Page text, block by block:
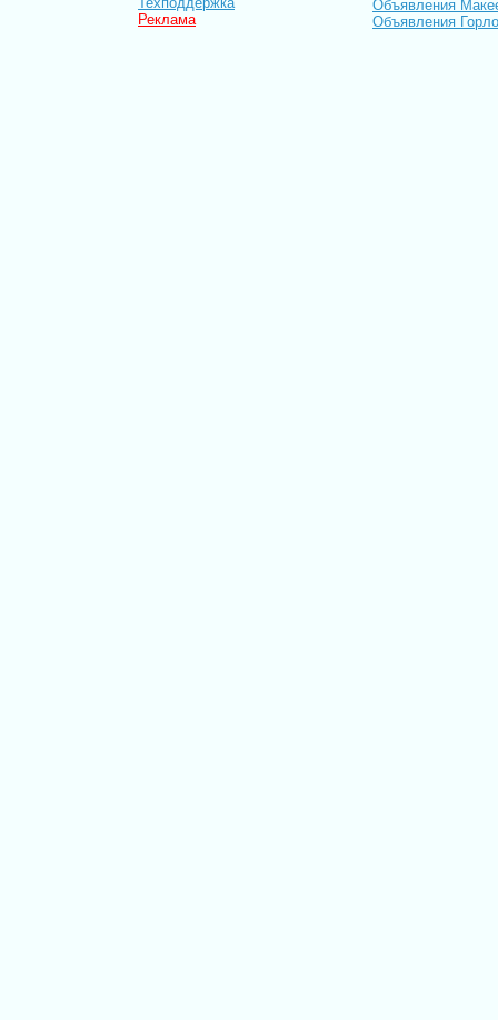
Реклама
Объявления
Объявления